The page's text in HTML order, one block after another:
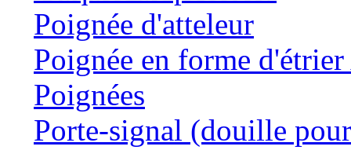
Poignée d'atteleur
Poignée en forme
Poignées
Porte-signal (douille